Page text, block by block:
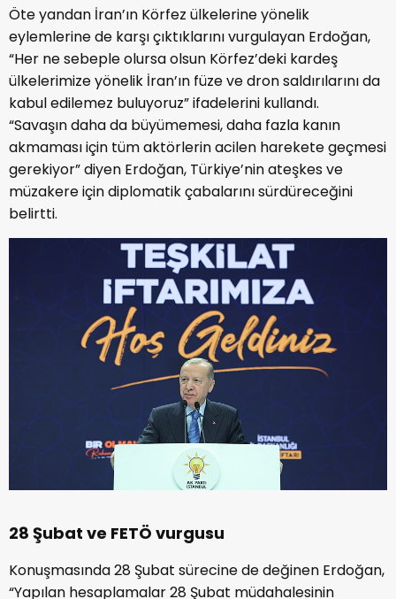
Öte yandan İran’ın Körfez ülkelerine yönelik
eylemlerine de karşı çıktıklarını vurgulayan Erdoğan,
“Her ne sebeple olursa olsun Körfez’deki kardeş
ülkelerimize yönelik İran’ın füze ve dron saldırılarını da
kabul edilemez buluyoruz” ifadelerini kullandı.
“Savaşın daha da büyümemesi, daha fazla kanın
akmaması için tüm aktörlerin acilen harekete geçmesi
gerekiyor” diyen Erdoğan, Türkiye’nin ateşkes ve
müzakere için diplomatik çabalarını sürdüreceğini
belirtti.
28 Şubat ve FETÖ vurgusu
Konuşmasında 28 Şubat sürecine de değinen Erdoğan,
“Yapılan hesaplamalar 28 Şubat müdahalesinin